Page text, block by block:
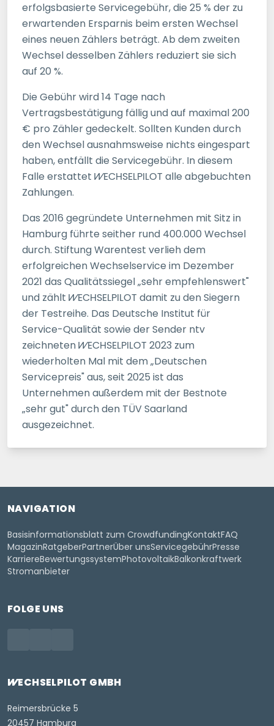
erfolgsbasierte Servicegebühr, die 25 % der zu
erwartenden Ersparnis beim ersten Wechsel
eines neuen Zählers beträgt. Ab dem zweiten
Wechsel desselben Zählers reduziert sie sich
auf 20 %.
Die Gebühr wird 14 Tage nach
Vertragsbestätigung fällig und auf maximal 200
€ pro Zähler gedeckelt. Sollten Kunden durch
den Wechsel ausnahmsweise nichts eingespart
haben, entfällt die Servicegebühr. In diesem
Falle erstattet WECHSELPILOT alle abgebuchten
Zahlungen.
Das 2016 gegründete Unternehmen mit Sitz in
Hamburg führte seither rund 400.000 Wechsel
durch. Stiftung Warentest verlieh dem
erfolgreichen Wechselservice im Dezember
2021 das Qualitätssiegel „sehr empfehlenswert"
und zählt WECHSELPILOT damit zu den Siegern
der Testreihe. Das Deutsche Institut für
Service-Qualität sowie der Sender ntv
zeichnetenWECHSELPILOT 2023 zum
wiederholten Mal mit dem „Deutschen
Servicepreis" aus, seit 2025 ist das
Unternehmen außerdem mit der Bestnote
„sehr gut" durch den TÜV Saarland
ausgezeichnet.
NAVIGATION
Basisinformationsblatt zum CrowdfundingKontaktFAQ
MagazinRatgeberPartnerÜber unsServicegebührPresse
KarriereBewertungssystemPhotovoltaikBalkonkraftwerk
Stromanbieter
FOLGE UNS
WECHSELPILOT GMBH
Reimersbrücke 5
20457 Hamburg